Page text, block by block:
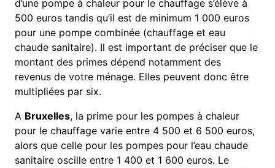
d’une pompe à chaleur pour le chauffage s’élève à
500 euros tandis qu’il est de minimum 1 000 euros
pour une pompe combinée (chauffage et eau
chaude sanitaire). Il est important de préciser que le
montant des primes dépend notamment des
revenus de votre ménage. Elles peuvent donc être
multipliées par six.
A Bruxelles, la prime pour les pompes à chaleur
pour le chauffage varie entre 4 500 et 6 500 euros,
alors que celle pour les pompes pour l’eau chaude
sanitaire oscille entre 1 400 et 1 600 euros. Le